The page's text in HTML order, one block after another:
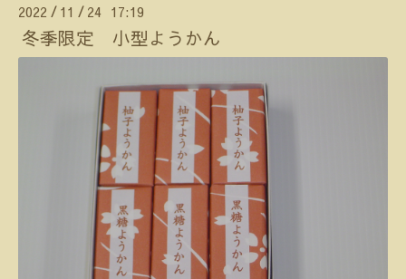
2022 / 11 / 24 17:19
冬季限定 小型ようかん